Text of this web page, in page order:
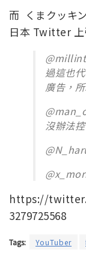
而 くまクッキ
日本 Twitter 上
過這也
廣告，
沒辦法
https://
3279725568
Tags: YouTuber